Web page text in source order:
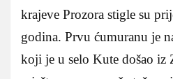
krajeve Prozora stigle su
godina. Prvu ćumuranu je
koji je u selo Kute došao